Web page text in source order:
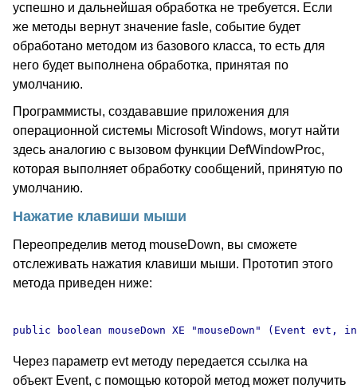
успешно и дальнейшая обработка не требуется. Если
же методы вернут значение fasle, событие будет
обработано методом из базового класса, то есть для
него будет выполнена обработка, принятая по
умолчанию.
Программисты, создававшие приложения для
операционной системы Microsoft Windows, могут найти
здесь аналогию с вызовом функции DefWindowProc,
которая выполняет обработку сообщений, принятую по
умолчанию.
Нажатие клавиши мыши
Переопределив метод mouseDown, вы сможете
отслеживать нажатия клавиши мыши. Прототип этого
метода приведен ниже:
Через параметр evt методу передается ссылка на
объект Event, с помощью которой метод может получить